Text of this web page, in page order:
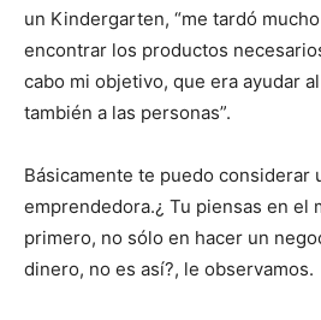
un Kindergarten, “me tardó
encontrar los productos
cabo mi objetivo, que era ayudar
también a las personas”.
Básicamente te puedo considerar
emprendedora.¿ Tu piensas en el
primero, no sólo en hacer un
dinero, no es así?, le observamos.